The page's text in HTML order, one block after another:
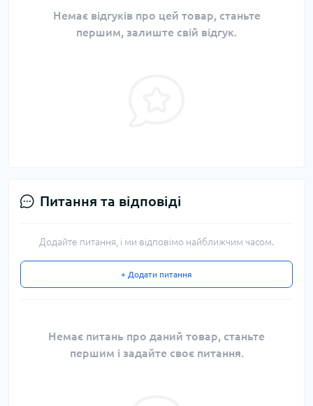
Немає відгуків про цей товар, станьте
першим, залиште свій відгук.
Питання та відповіді
Додайте питання, і ми відповімо найближчим часом.
+ Додати питання
Немає питань про даний товар, станьте
першим і задайте своє питання.